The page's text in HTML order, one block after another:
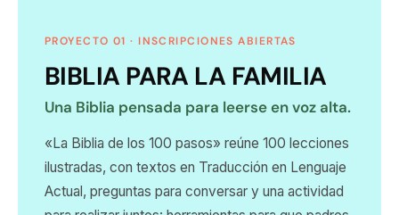
PROYECTO 01 · INSCRIPCIONES ABIERTAS
BIBLIA PARA LA FAMILIA
Una Biblia pensada para leerse en voz alta.
«La Biblia de los 100 pasos» reúne 100 lecciones
ilustradas, con textos en Traducción en Lenguaje
Actual, preguntas para conversar y una actividad